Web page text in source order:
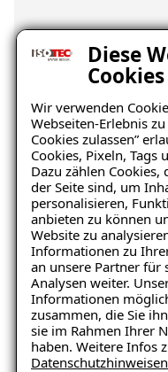
Diese
Cookies
Wir verwenden
Webseiten-Erlebnis
Cookies zulassen”
Cookies, Pixeln, Tags
Dazu zählen
der Seite sind, um
personalisieren,
anbieten zu können
Website zu
Informationen zu
an unsere Partner für
Analysen weiter.
Informationen
zusammen, die Sie
sie im Rahmen Ihrer
haben. Weitere Infos
Datenschutzhinweisen
Wo befindet
Keller